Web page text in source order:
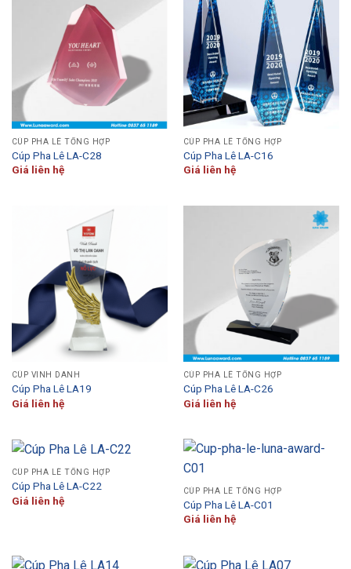
CÚP PHA LÊ TỔNG HỢP
Cúp Pha Lê LA-C28
Giá liên hệ
CÚP PHA LÊ TỔNG HỢP
Cúp Pha Lê LA-C16
Giá liên hệ
CÚP VINH DANH
Cúp Pha Lê LA19
Giá liên hệ
CÚP PHA LÊ TỔNG HỢP
Cúp Pha Lê LA-C26
Giá liên hệ
CÚP PHA LÊ TỔNG HỢP
Cúp Pha Lê LA-C22
Giá liên hệ
CÚP PHA LÊ TỔNG HỢP
Cúp Pha Lê LA-C01
Giá liên hệ